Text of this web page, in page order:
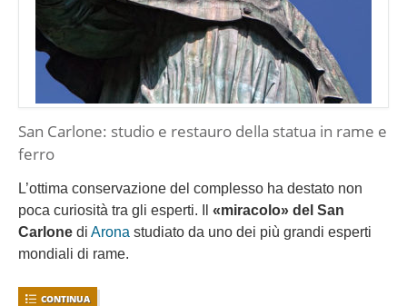
San Carlone: studio e restauro della statua in rame e
ferro
L’ottima conservazione del complesso ha destato non
poca curiosità tra gli esperti. Il «miracolo» del San
Carlone di Arona studiato da uno dei più grandi esperti
mondiali di rame.
CONTINUA